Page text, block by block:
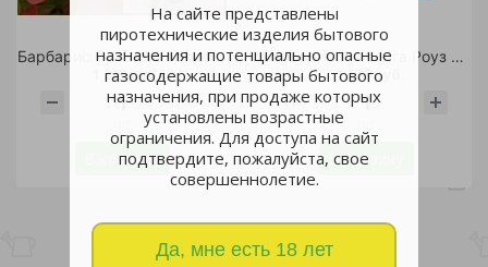
На сайте представлены
пиротехнические изделия бытового
назначения и потенциально опасные
газосодержащие товары бытового
назначения, при продаже которых
установлены возрастные
ограничения. Для доступа на сайт
подтвердите, пожалуйста, свое
совершеннолетие.
Да, мне есть 18 лет
Барбарис Тунберга Голден Ринг С2 1шт
1 226 руб.
В корзину
Барбарис Тунберга Роуз Глоу С3 1шт/Berberis thunbergii Rose Glow
1 239 руб.
В корзину